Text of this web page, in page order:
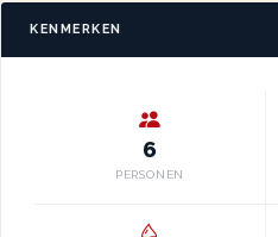
KENMERKEN
6
PERSONEN